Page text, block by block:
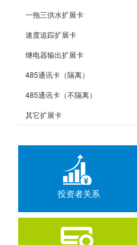
一拖三供水扩展卡
速度追踪扩展卡
继电器输出扩展卡
485通讯卡（隔离）
485通讯卡（不隔离）
其它扩展卡
投资者关系